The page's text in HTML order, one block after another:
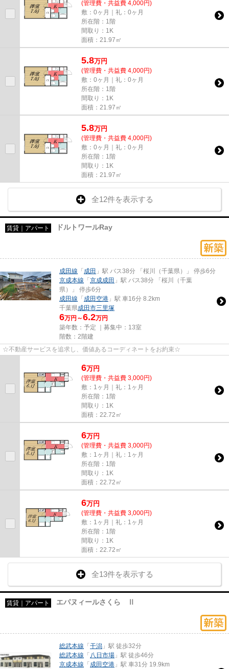
(管理費・共益費 4,000円)
敷：0ヶ月｜礼：0ヶ月
所在階：1階
間取り：1K
面積：21.97㎡
5.8万円
(管理費・共益費 4,000円)
敷：0ヶ月｜礼：0ヶ月
所在階：1階
間取り：1K
面積：21.97㎡
5.8万円
(管理費・共益費 4,000円)
敷：0ヶ月｜礼：0ヶ月
所在階：1階
間取り：1K
面積：21.97㎡
全12件を表示する
賃貸｜アパート ドルトワールRay
成田線 「成田 」駅 バス38分 「桜川（千葉県）」 停歩6分
京成本線 「京成成田 」駅 バス38分 「桜川（千葉
県）」 停歩6分
成田線 「成田空港 」駅 車16分 8.2km
千葉県成田市三里塚
6万円～6.2万円
築年数：予定 ｜募集中： 13室
階数：2階建
☆不動産サービスを追求し、価値あるコーディネートをお約束☆
6万円
(管理費・共益費 3,000円)
敷：1ヶ月｜礼：1ヶ月
所在階：1階
間取り：1K
面積：22.72㎡
6万円
(管理費・共益費 3,000円)
敷：1ヶ月｜礼：1ヶ月
所在階：1階
間取り：1K
面積：22.72㎡
6万円
(管理費・共益費 3,000円)
敷：1ヶ月｜礼：1ヶ月
所在階：1階
間取り：1K
面積：22.72㎡
全13件を表示する
賃貸｜アパート エパヌィールさくら Ⅱ
総武本線 「干潟 」駅 徒歩32分
総武本線 「 八日市場 」駅 徒歩46分
京成本線 「成田空港 」駅 車31分 19.9km